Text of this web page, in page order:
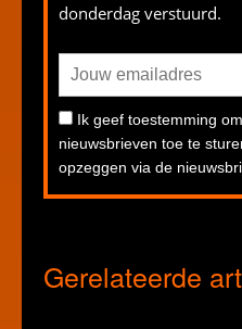
donderdag verstuurd.
Ik geef toestemming
nieuwsbrieven toe te
opzeggen via de
Gerelateerde